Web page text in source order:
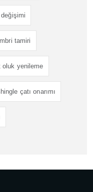
tamiri
oluk yenileme
çatı onarımı